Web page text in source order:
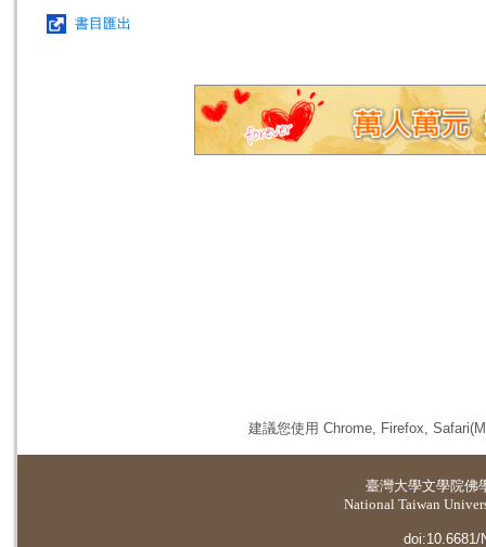
書目匯出
建議您使用 Chrome, Firefox,
臺灣大學文學院佛
National Taiwan
doi:10.6681/